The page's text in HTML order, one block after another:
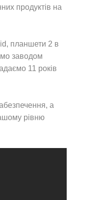
продуктів на
планшети 2 в
заводом
11 років
а
рівню